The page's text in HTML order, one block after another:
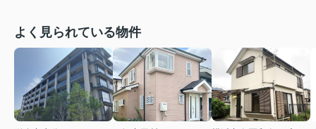
よく見られている物件